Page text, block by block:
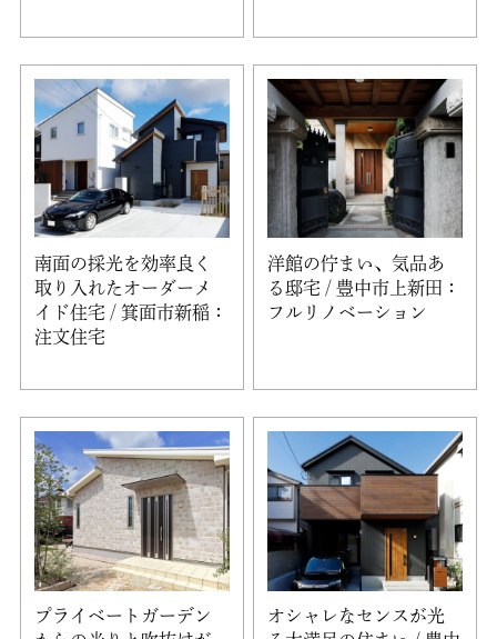
南面の採光を効率良く
取り入れたオーダーメ
イド住宅 / 箕面市新稲：
注文住宅
洋館の佇まい、気品あ
る邸宅 / 豊中市上新田：
フルリノベーション
プライベートガーデン
オシャレなセンスが光